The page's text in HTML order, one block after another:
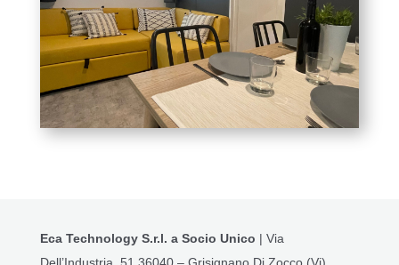
Eca Technology S.r.l. a Socio Unico | Via